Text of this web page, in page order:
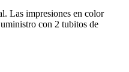
Las impresiones en color
con 2 tubitos de